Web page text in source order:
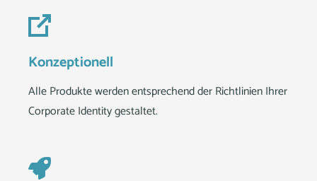
Konzeptionell
Alle Produkte werden entsprechend der Richtlinien Ihrer
Corporate Identity gestaltet.